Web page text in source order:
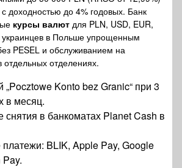
с доходностью до 4% годовых. Банк
курсы валют для PLN, USD, EUR,
украинцев в Польше упрощенным
PESEL и обслуживанием на
отдельных отделениях.
„Pocztowe Konto bez Granic“ при 3
в месяц.
снятия в банкоматах Planet Cash в
BLIK, Apple Pay, Google